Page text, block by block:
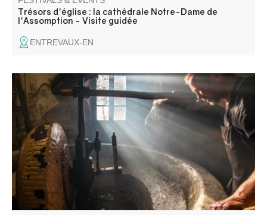
Trésors d'église : la cathédrale Notre-Dame de
l'Assomption - Visite guidée
ENTREVAUX-EN
Come and discover the secrets of the millers and the
machines that are still in working order.